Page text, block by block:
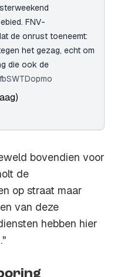
FNV-
de onrust toeneemt:
het gezag, echt om
die ook de
bovendien voor
de
op straat maar
van deze
hebben hier